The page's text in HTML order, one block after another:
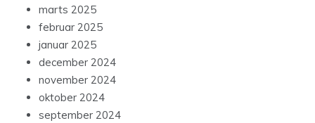
marts 2025
februar 2025
januar 2025
december 2024
november 2024
oktober 2024
september 2024